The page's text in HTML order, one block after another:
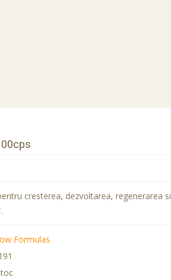
cresterea, dezvoltarea, regenerarea si
Formulas